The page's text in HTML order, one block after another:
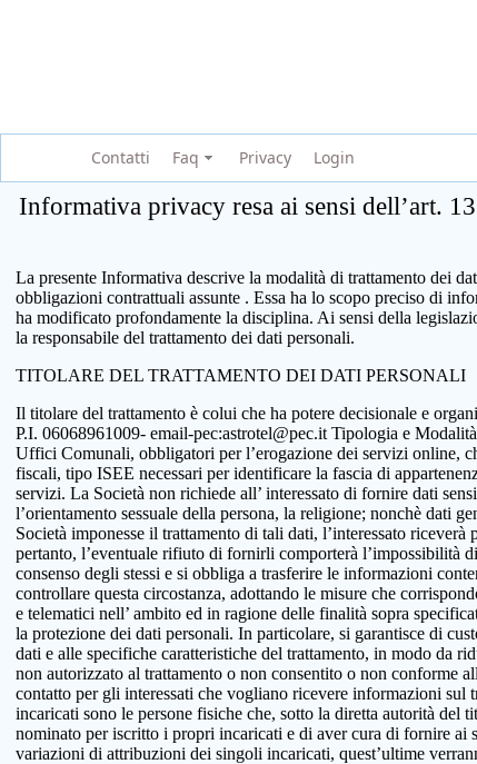
Contatti Faq Privacy Login
Informativa privacy resa ai sensi dell’art.
La presente Informativa descrive la modalità di trattamento dei
obbligazioni contrattuali assunte . Essa ha lo scopo preciso di
ha modificato profondamente la disciplina. Ai sensi della
la responsabile del trattamento dei dati personali.
TITOLARE DEL TRATTAMENTO DEI DATI PERSONALI
Il titolare del trattamento è colui che ha potere decisionale e
P.I. 06068961009- email-pec:astrotel@pec.it Tipologia e
Uffici Comunali, obbligatori per l’erogazione dei servizi online,
fiscali, tipo ISEE necessari per identificare la fascia di
servizi. La Società non richiede all’ interessato di fornire dati
l’orientamento sessuale della persona, la religione; nonchè dati
Società imponesse il trattamento di tali dati, l’interessato
pertanto, l’eventuale rifiuto di fornirli comporterà l’impossibilità
consenso degli stessi e si obbliga a trasferire le informazioni
controllare questa circostanza, adottando le misure che
e telematici nell’ ambito ed in ragione delle finalità sopra
la protezione dei dati personali. In particolare, si garantisce di
dati e alle specifiche caratteristiche del trattamento, in modo da
non autorizzato al trattamento o non consentito o non conforme
contatto per gli interessati che vogliano ricevere informazioni
incaricati sono le persone fisiche che, sotto la diretta autorità del
nominato per iscritto i propri incaricati e di aver cura di fornire ai
variazioni di attribuzioni dei singoli incaricati, quest’ultime